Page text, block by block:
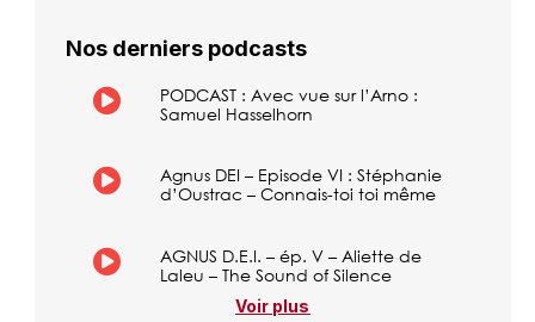
Nos derniers podcasts
PODCAST : Avec vue sur l’Arno :
Samuel Hasselhorn
Agnus DEI – Episode VI : Stéphanie
d’Oustrac – Connais-toi toi même
AGNUS D.E.I. – ép. V – Aliette de
Laleu – The Sound of Silence
Voir plus